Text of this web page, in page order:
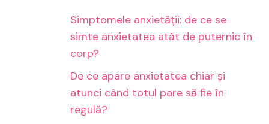
Simptomele anxietății: de ce se
simte anxietatea atât de puternic în
corp?
De ce apare anxietatea chiar și
atunci când totul pare să fie în
regulă?